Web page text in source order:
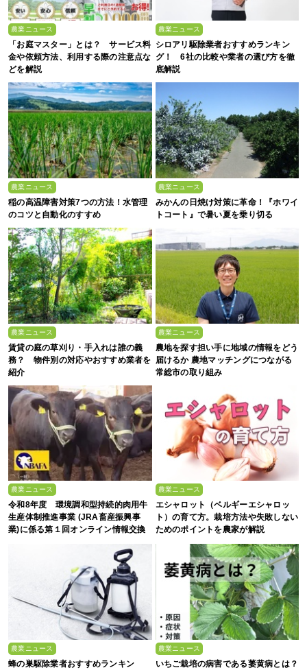
農業ニュース
「お庭マスター」とは？ サービス料
金や依頼方法、利用する際の注意点な
どを解説
農業ニュース
シロアリ駆除業者おすすめランキン
グ！ 6社の比較や業者の選び方を徹
底解説
農業ニュース
稲の高温障害対策7つの方法！水管理
のコツと自動化のすすめ
農業ニュース
みかんの日焼け対策に革命！『ホワイ
トコート』で暑い夏を乗り切る
農業ニュース
賃貸の庭の草刈り・手入れは誰の義
務？ 物件別の対応やおすすめ業者を
紹介
農業ニュース
農地を探す担い手に地域の情報をどう
届けるか 農地マッチングにつながる
常総市の取り組み
農業ニュース
令和8年度 環境調和型持続的肉用牛
生産体制推進事業 (JRA畜産振興事
業)に係る第１回オンライン情報交換
農業ニュース
エシャロット（ベルギーエシャロッ
ト）の育て方。栽培方法や失敗しない
ためのポイントを農家が解説
農業ニュース
蜂の巣駆除業者おすすめランキン
農業ニュース
いちご栽培の病害である萎黄病とは？